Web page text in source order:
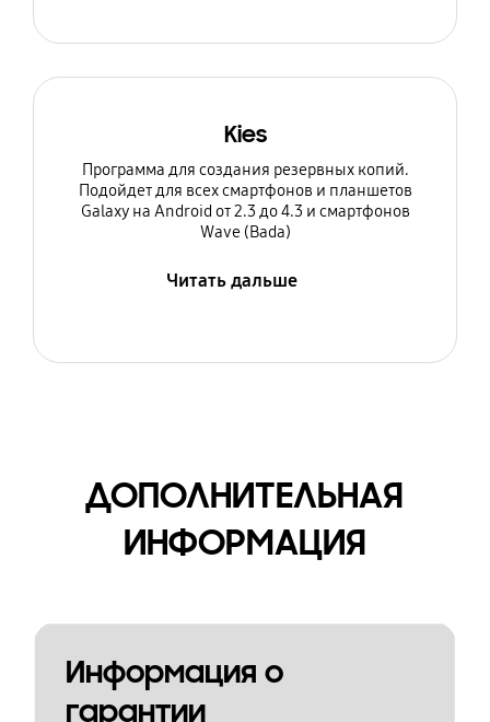
Kies
Программа для создания резервных копий.
Подойдет для всех смартфонов и планшетов
Galaxy на Android от 2.3 до 4.3 и смартфонов
Wave (Bada)
Читать дальше
ДОПОЛНИТЕЛЬНАЯ
ИНФОРМАЦИЯ
Информация о
гарантии